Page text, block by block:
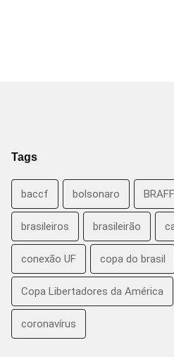
Tags
baccf bolsonaro BRAFF
brasileiros brasileirão
conexão UF copa do brasil
Copa Libertadores da América
coronavírus